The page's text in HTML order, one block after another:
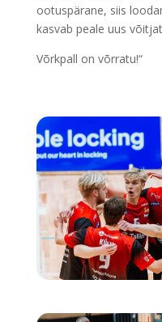
ootuspärane, siis
kasvab peale uus
Võrkpall on võrratu!“